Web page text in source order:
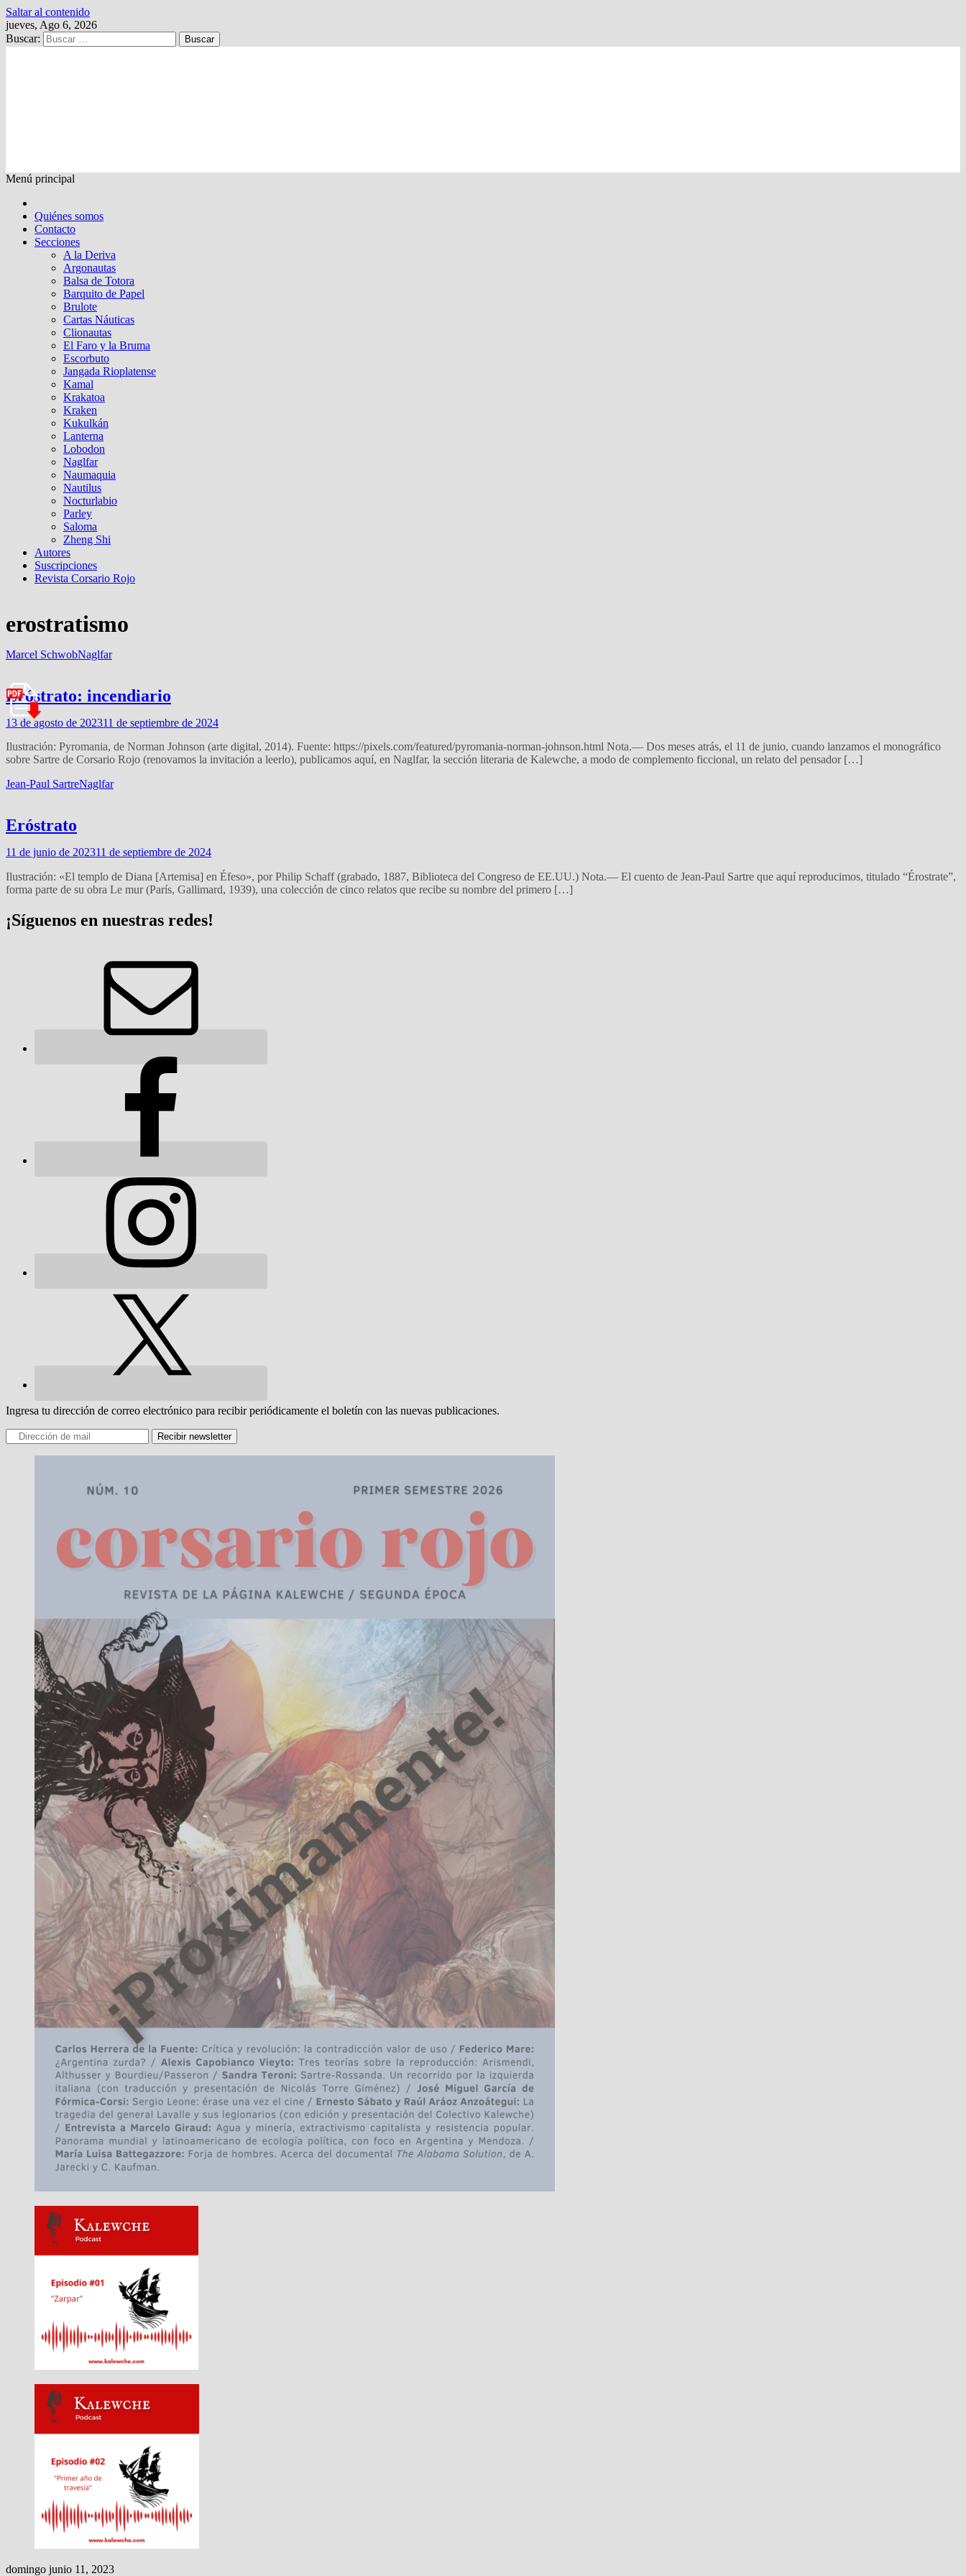
Saltar al contenido
jueves, Ago 6, 2026
Buscar:
Menú principal
Quiénes somos
Contacto
Secciones
A la Deriva
Argonautas
Balsa de Totora
Barquito de Papel
Brulote
Cartas Náuticas
Clionautas
El Faro y la Bruma
Escorbuto
Jangada Rioplatense
Kamal
Krakatoa
Kraken
Kukulkán
Lanterna
Lobodon
Naglfar
Naumaquia
Nautilus
Nocturlabio
Parley
Saloma
Zheng Shi
Autores
Suscripciones
Revista Corsario Rojo
erostratismo
Marcel SchwobNaglfar
Eróstrato: incendiario
13 de agosto de 202311 de septiembre de 2024
Ilustración: Pyromania, de Norman Johnson (arte digital, 2014). Fuente: https://pixels.com/featured/pyromania-norman-johnson.html Nota.— Dos meses atrás, el 11 de junio, cuando lanzamos el monográfico
sobre Sartre de Corsario Rojo (renovamos la invitación a leerlo), publicamos aquí, en Naglfar, la sección literaria de Kalewche, a modo de complemento ficcional, un relato del pensador […]
Jean-Paul SartreNaglfar
Eróstrato
11 de junio de 202311 de septiembre de 2024
Ilustración: «El templo de Diana [Artemisa] en Éfeso», por Philip Schaff (grabado, 1887, Biblioteca del Congreso de EE.UU.) Nota.— El cuento de Jean-Paul Sartre que aquí reproducimos, titulado “Érostrate”,
forma parte de su obra Le mur (París, Gallimard, 1939), una colección de cinco relatos que recibe su nombre del primero […]
¡Síguenos en nuestras redes!
Ingresa tu dirección de correo electrónico para recibir periódicamente el boletín con las nuevas publicaciones.
Recibir newsletter
domingo junio 11, 2023